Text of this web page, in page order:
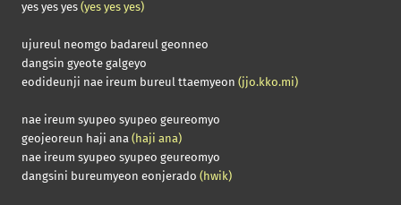
yes yes yes (yes yes yes)
ujureul neomgo badareul geonneo
dangsin gyeote galgeyo
eodideunji nae ireum bureul ttaemyeon (jjo.kko.mi)
nae ireum syupeo syupeo geureomyo
geojeoreun haji ana (haji ana)
nae ireum syupeo syupeo geureomyo
dangsini bureumyeon eonjerado (hwik)